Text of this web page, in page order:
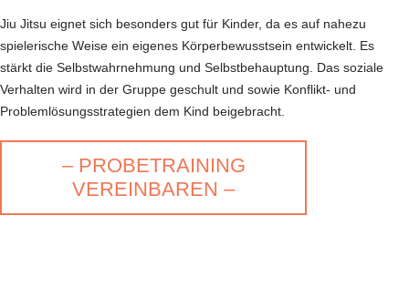
Jiu Jitsu eignet sich besonders gut für Kinder, da es auf nahezu
spielerische Weise ein eigenes Körperbewusstsein entwickelt. Es
stärkt die Selbstwahrnehmung und Selbstbehauptung. Das soziale
Verhalten wird in der Gruppe geschult und sowie Konflikt- und
Problemlösungsstrategien dem Kind beigebracht.
– PROBETRAINING
VEREINBAREN –